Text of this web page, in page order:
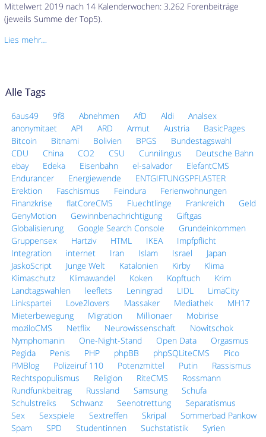
Mittelwert 2019 nach 14 Kalenderwochen: 3.262 Forenbeiträge
(jeweils Summe der Top5).
Lies mehr…
Alle Tags
6aus49 9f8 Abnehmen AfD Aldi
Analsex
anonymitaet
API ARD Armut Austria
BasicPages
Bitcoin
Bitnami Bolivien BPGS
Bundestagswahl
CDU
China CO2 CSU Cunnilingus
Deutsche Bahn
ebay
Edeka Eisenbahn el-salvador
ElefantCMS
Endurancer
Energiewende
ENTGIFTUNGSPFLASTER
Erektion
Faschismus Feindura
Ferienwohnungen
Finanzkrise
flatCoreCMS Fluechtlinge Frankreich
Geld
GenyMotion
Gewinnbenachrichtigung
Giftgas
Globalisierung
Google Search Console
Grundeinkommen
Gruppensex
Hartziv HTML IKEA
Impfpflicht
Integration
internet Iran Islam Israel
Japan
JaskoScript
Junge Welt Katalonien Kirby
Klima
Klimaschutz
Klimawandel Koken Kopftuch
Krim
Landtagswahlen
leeflets Leningrad LIDL
LimaCity
Linkspartei
Love2lovers Massaker Mediathek
MH17
Mieterbewegung
Migration Millionaer
Mobirise
moziloCMS
Netflix Neurowissenschaft
Nowitschok
Nymphomanin
One-Night-Stand Open Data
Orgasmus
Pegida
Penis PHP phpBB phpSQLiteCMS
Pico
PMBlog
Polizeiruf 110 Potenzmittel Putin
Rassismus
Rechtspopulismus
Religion RiteCMS
Rossmann
Rundfunkbeitrag
Russland Samsung
Schufa
Schulstreiks
Schwanz Seenotrettung
Separatismus
Sex
Sexspiele Sextreffen Skripal
Sommerbad Pankow
Spam
SPD Studentinnen Suchstatistik
Syrien